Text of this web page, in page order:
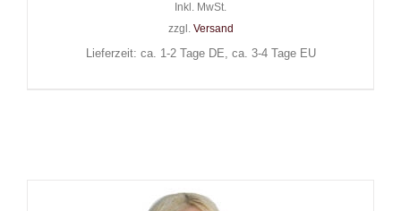
Inkl. MwSt.
zzgl. Versand
Lieferzeit: ca. 1-2 Tage DE, ca. 3-4 Tage EU